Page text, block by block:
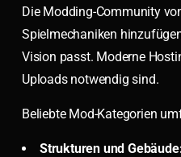
Die Modding-Community
Spielmechaniken
Vision passt. Moderne
Uploads notwendig sind.
Beliebte Mod-Kategorien
Strukturen und